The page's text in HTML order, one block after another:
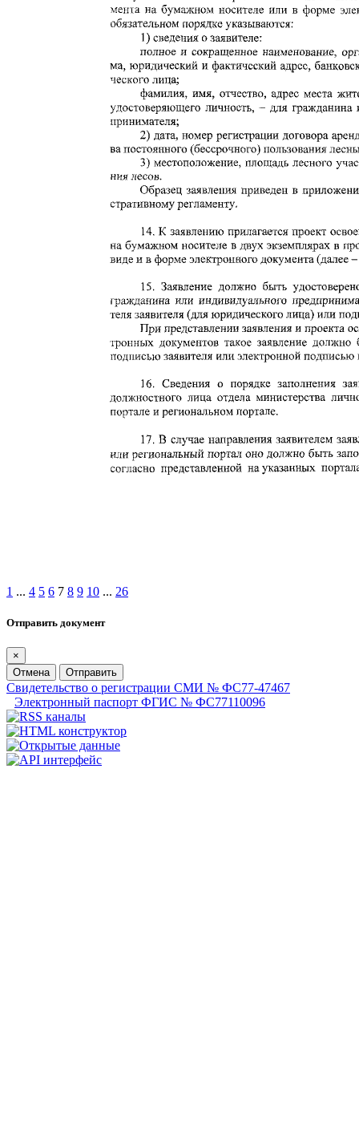
1 ... 4 5 6 7 8 9 10 ... 26
Отправить документ
×
Отмена
Отправить
Свидетельство о регистрации СМИ № ФС77-47467
Электронный паспорт ФГИС № ФС77110096